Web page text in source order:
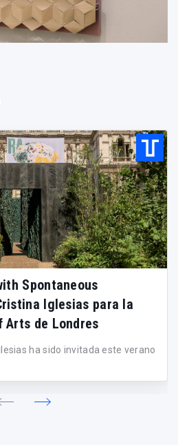
Spontaneous
Iglesias para la
Arts de Londres
ha sido invitada este verano